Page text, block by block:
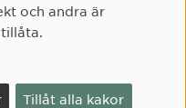
Youtube
och andra är
Tillåt alla kakor